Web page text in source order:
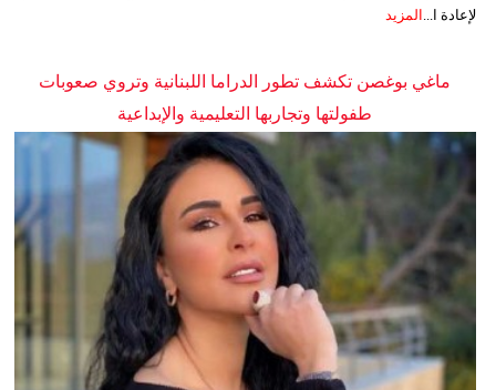
لإعادة ا...
المزيد
ماغي بوغصن تكشف تطور الدراما اللبنانية وتروي صعوبات
طفولتها وتجاربها التعليمية والإبداعية